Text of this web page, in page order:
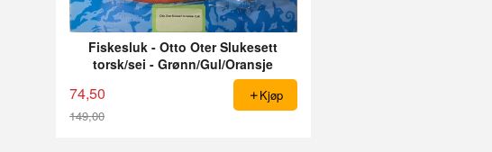
Fiskesluk - Otto Oter Slukesett
torsk/sei - Grønn/Gul/Oransje
74,50
149,00
Kjøp